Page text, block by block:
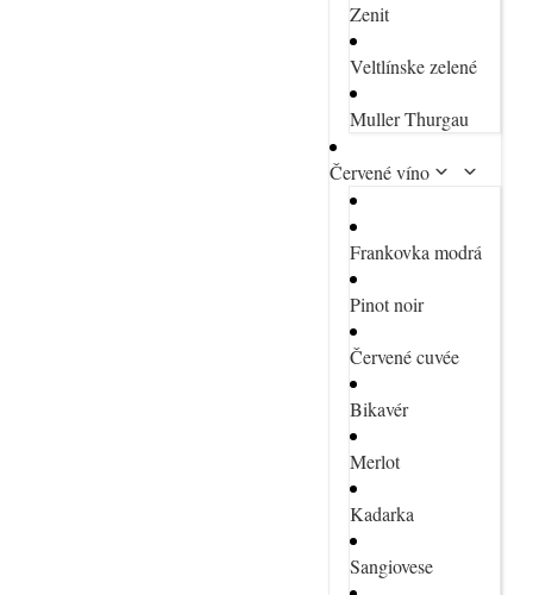
Zenit
Veltlínske zelené
Muller Thurgau
Červené víno
Frankovka modrá
Pinot noir
Červené cuvée
Bikavér
Merlot
Kadarka
Sangiovese